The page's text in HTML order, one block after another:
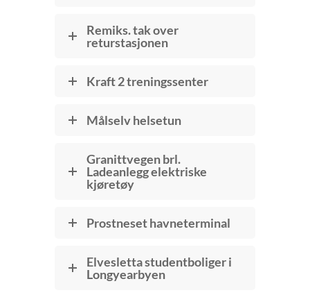
Remiks. tak over
returstasjonen
Kraft 2 treningssenter
Målselv helsetun
Granittvegen brl.
Ladeanlegg elektriske
kjøretøy
Prostneset havneterminal
Elvesletta studentboliger i
Longyearbyen